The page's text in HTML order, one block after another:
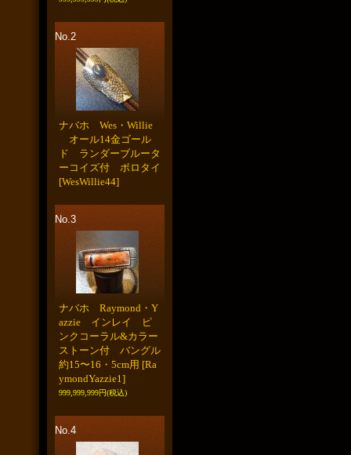
No.2
ナバホ Wes・Willie
オール14金ゴール
ド ランダーブルータ
ーコイズ付 ボロタイ
[WesWillie44]
No.3
ナバホ Raymond・Y
azzie インレイ ピ
ンクコーラル&カラー
ストーン付 バングル
約15〜16・5cm用 [Ra
ymondYazzie1]
999,999,999円(税込)
No.4